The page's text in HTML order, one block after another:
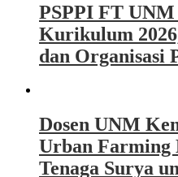
PSPPI FT
Kurikulum
dan Organisasi
Dosen UNM
Urban Farming
Tenaga Surya